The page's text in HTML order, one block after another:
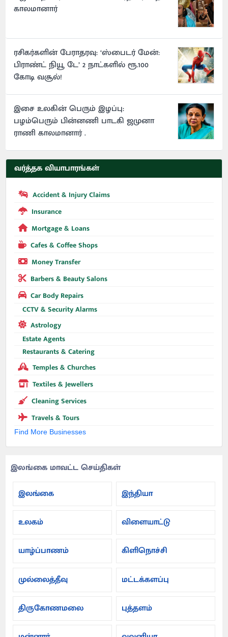
காலமானார்
ரசிகர்களின் பேராதரவு: ‘ஸ்பைடர் மேன்:
பிராண்ட் நியூ டே’ 2 நாட்களில் ரூ.100
கோடி வசூல்!
இசை உலகின் பெரும் இழப்பு:
பழம்பெரும் பின்னணி பாடகி ஜமுனா
ராணி காலமானார் .
வர்த்தக வியாபாரங்கள்
Accident & Injury Claims
Insurance
Mortgage & Loans
Cafes & Coffee Shops
Money Transfer
Barbers & Beauty Salons
Car Body Repairs
CCTV & Security Alarms
Astrology
Estate Agents
Restaurants & Catering
Temples & Churches
Textiles & Jewellers
Cleaning Services
Travels & Tours
Find More Businesses
இலங்கை மாவட்ட செய்திகள்
இலங்கை
இந்தியா
உலகம் விளையாட்டு
யாழ்ப்பாணம் கிளிநொச்சி
முல்லைத்தீவு மட்டக்களப்பு
திருகோணமலை புத்தளம்